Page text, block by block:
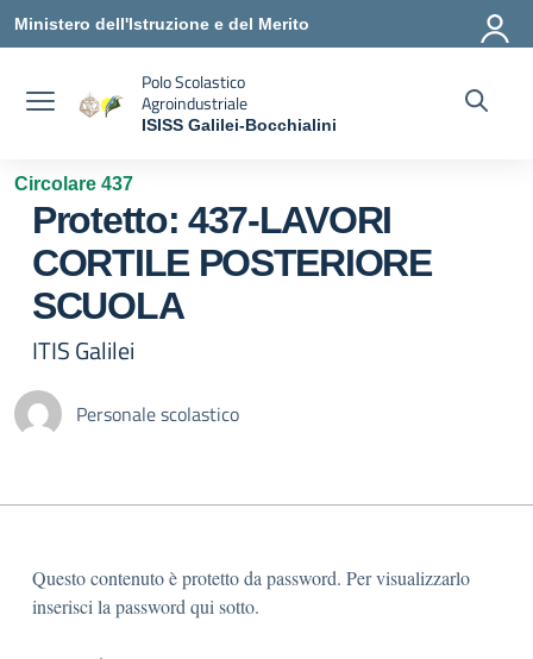
Vai ai contenuti
Vai al menu di navigazione
Vai al footer
Ministero dell'Istruzione e del Merito
Polo Scolastico
Agroindustriale
ISISS Galilei-Bocchialini
Circolare 437
Protetto: 437-LAVORI
CORTILE POSTERIORE
SCUOLA
ITIS Galilei
Personale scolastico
Questo contenuto è protetto da password. Per visualizzarlo
inserisci la password qui sotto.